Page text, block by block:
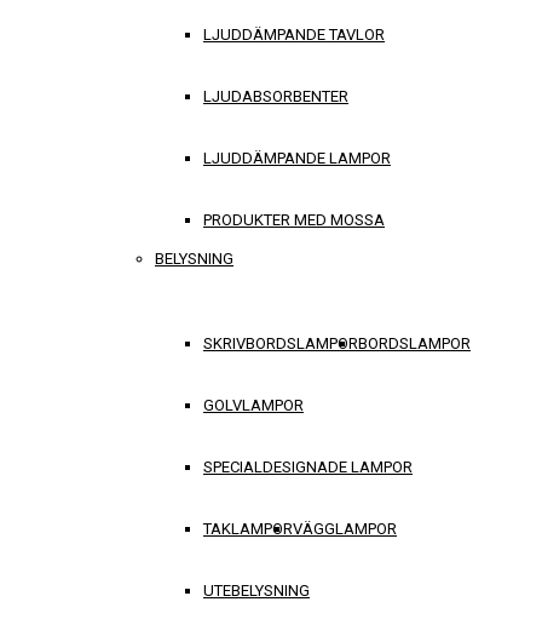
LJUDDÄMPANDE TAVLOR
LJUDABSORBENTER
LJUDDÄMPANDE LAMPOR
PRODUKTER MED MOSSA
BELYSNING
SKRIVBORDSLAMPORBORDSLAMPOR
GOLVLAMPOR
SPECIALDESIGNADE LAMPOR
TAKLAMPORVÄGGLAMPOR
UTEBELYSNING